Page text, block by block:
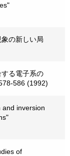
の新しい局
る電子系の
586 (1992)
and inversion
of